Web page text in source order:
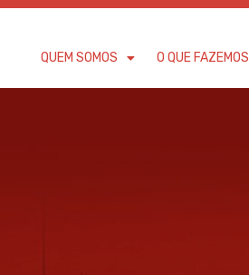
QUEM SOMOS O QUE FAZEMOS